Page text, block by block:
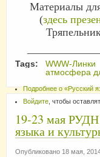
Материалы
(здесь
Tags:
WWW-Линки
атмосфера
Подробнеео «Русский
Войдите, чтобы
19-23 мая РУДН
языка и
Опубликовано 18 мая,